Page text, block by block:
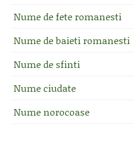
Nume de fete romanesti
Nume de baieti romanesti
Nume de sfinti
Nume ciudate
Nume norocoase